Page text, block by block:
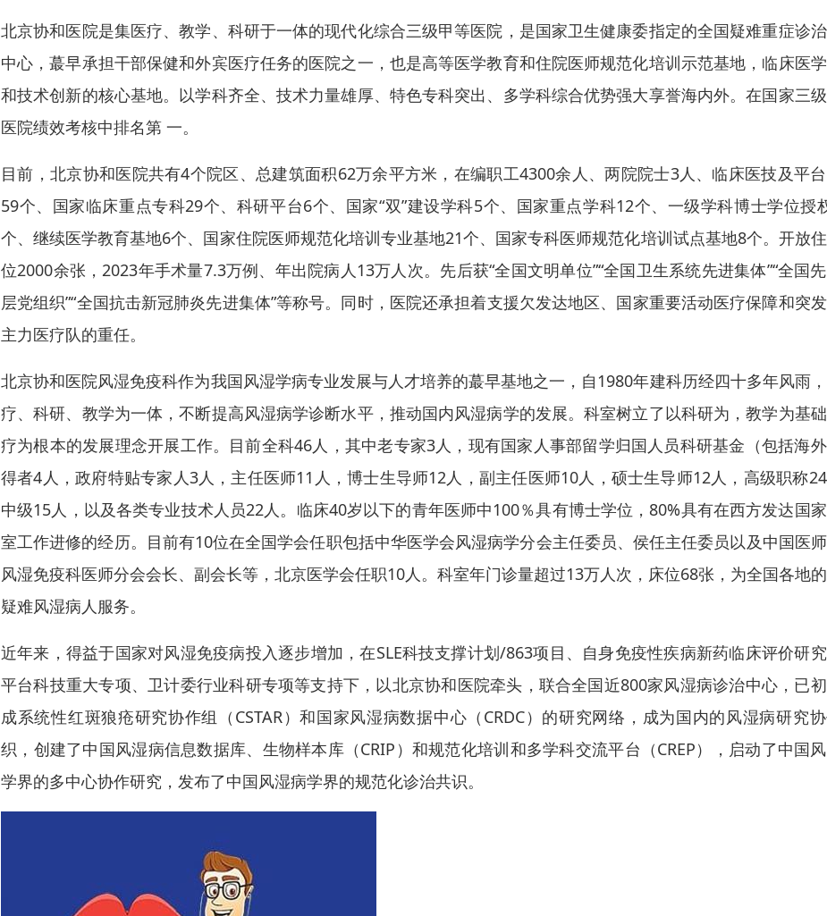
北京协和医院是集医疗、教学、科研于一体的现代化综合三级甲等医院，是国家卫生健康委指定的全国疑难重症诊
中心，蕞早承担干部保健和外宾医疗任务的医院之一，也是高等医学教育和住院医师规范化培训示范基地，临床医
和技术创新的核心基地。以学科齐全、技术力量雄厚、特色专科突出、多学科综合优势强大享誉海内外。在国家三
医院绩效考核中排名第 一。
目前，北京协和医院共有4个院区、总建筑面积62万余平方米，在编职工4300余人、两院院士3人、临床医技及平
59个、国家临床重点专科29个、科研平台6个、国家“双”建设学科5个、国家重点学科12个、一级学科博士学位授
个、继续医学教育基地6个、国家住院医师规范化培训专业基地21个、国家专科医师规范化培训试点基地8个。开放
位2000余张，2023年手术量7.3万例、年出院病人13万人次。先后获“全国文明单位”“全国卫生系统先进集体”“全国
层党组织”“全国抗击新冠肺炎先进集体”等称号。同时，医院还承担着支援欠发达地区、国家重要活动医疗保障和突
主力医疗队的重任。
北京协和医院风湿免疫科作为我国风湿学病专业发展与人才培养的蕞早基地之一，自1980年建科历经四十多年风雨
疗、科研、教学为一体，不断提高风湿病学诊断水平，推动国内风湿病学的发展。科室树立了以科研为，教学为基
疗为根本的发展理念开展工作。目前全科46人，其中老专家3人，现有国家人事部留学归国人员科研基金（包括海
得者4人，政府特贴专家人3人，主任医师11人，博士生导师12人，副主任医师10人，硕士生导师12人，高级职称
中级15人，以及各类专业技术人员22人。临床40岁以下的青年医师中100％具有博士学位，80%具有在西方发达国
室工作进修的经历。目前有10位在全国学会任职包括中华医学会风湿病学分会主任委员、侯任主任委员以及中国医
风湿免疫科医师分会会长、副会长等，北京医学会任职10人。科室年门诊量超过13万人次，床位68张，为全国各地
疑难风湿病人服务。
近年来，得益于国家对风湿免疫病投入逐步增加，在SLE科技支撑计划/863项目、自身免疫性疾病新药临床评价研
平台科技重大专项、卫计委行业科研专项等支持下，以北京协和医院牵头，联合全国近800家风湿病诊治中心，已
成系统性红斑狼疮研究协作组（CSTAR）和国家风湿病数据中心（CRDC）的研究网络，成为国内的风湿病研究
织，创建了中国风湿病信息数据库、生物样本库（CRIP）和规范化培训和多学科交流平台（CREP），启动了中国
学界的多中心协作研究，发布了中国风湿病学界的规范化诊治共识。